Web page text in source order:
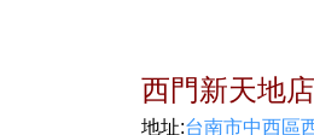
西門新天地店
地址:台南市中西區